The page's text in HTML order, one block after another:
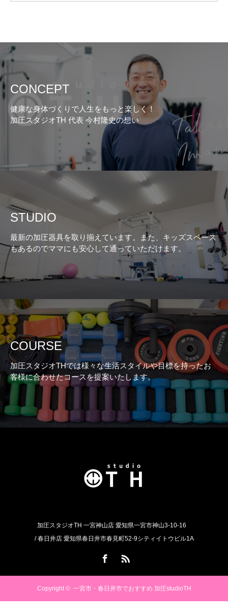
CONCEPT
健康な身体づくりで人生をもっと楽しく！
加圧スタジオTH 代表 今村隆史の想い
STUDIO
最新の加圧器具を取り揃えています。また、キッズスペース
もあるのでママにも安心して通っていただけます。
COURSE
加圧スタジオTHでは様々な生活スタイルや目標を持ったお
客様に合わせたコースを提案いたします。
加圧スタジオTH 一宮神山店 愛知県一宮市神山3-10-16
/ 春日井店 愛知県春日井市春見町52-9シティイトウビル1A
Copyright © 一宮市・春日井市でおすすめ 加圧studioTH